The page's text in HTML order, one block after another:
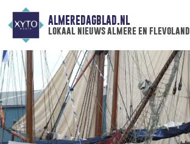
ALMEREDAGBLAD.NL
lokaal nieuws almere en flevoland